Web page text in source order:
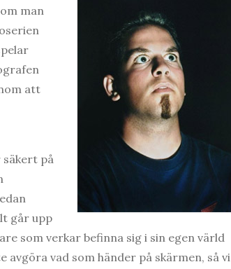
man
att
på
går upp
som verkar befinna sig i sin egen värld
vad som händer på skärmen, så vi